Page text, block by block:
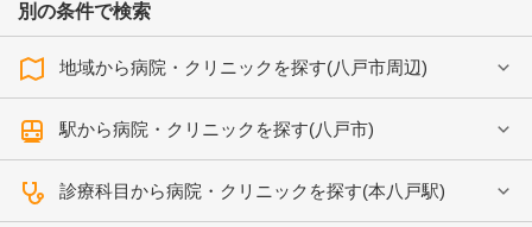
別の条件で検索
地域から病院・クリニックを探す(八戸市周辺)
駅から病院・クリニックを探す(八戸市)
診療科目から病院・クリニックを探す(本八戸駅)